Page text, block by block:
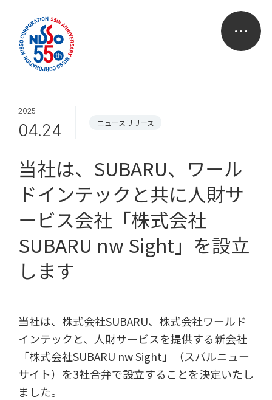
2025
04.24 ニュースリリース
当社は、SUBARU、ワール
ドインテックと共に人財サ
ービス会社「株式会社
SUBARU nw Sight」を設立
します
当社は、株式会社SUBARU、株式会社ワールド
インテックと、人財サービスを提供する新会社
「株式会社SUBARU nw Sight」（スバルニュー
サイト）を3社合弁で設立することを決定いたし
ました。